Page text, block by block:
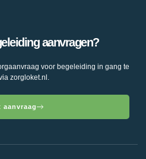
aanvragen?
voor begeleiding in gang te
zorgloket.nl.
aanvraag